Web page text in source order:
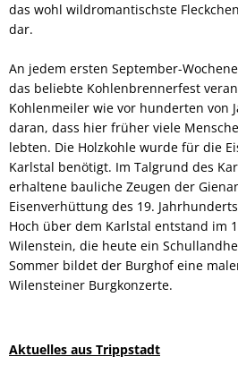
das wohl wildromantischste
dar.
An jedem ersten September-
das beliebte Kohlenbrennerfest
Kohlenmeiler wie vor hunderten von
daran, dass hier früher viele
lebten. Die Holzkohle wurde für die
Karlstal benötigt. Im Talgrund des
erhaltene bauliche Zeugen der
Eisenverhüttung des 19.
Hoch über dem Karlstal entstand im
Wilenstein, die heute ein
Sommer bildet der Burghof eine
Wilensteiner Burgkonzerte.
Aktuelles aus Trippstadt